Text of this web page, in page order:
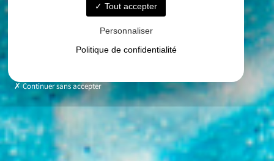
Tout accepter
Personnaliser
Politique de confidentialité
Continuer sans accepter